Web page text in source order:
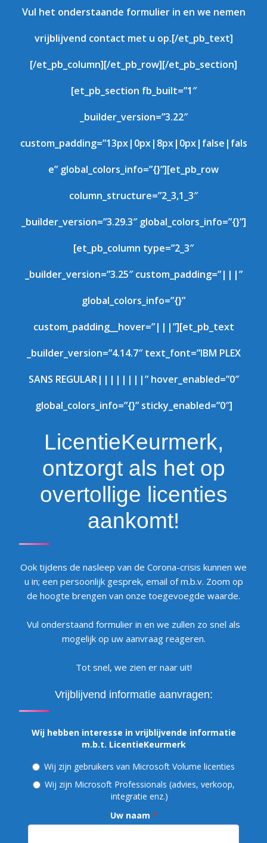
Vul het onderstaande formulier in en we nemen
vrijblijvend contact met u op.[/et_pb_text]
[/et_pb_column][/et_pb_row][/et_pb_section]
[et_pb_section fb_built=”1″
_builder_version=”3.22″
custom_padding=”13px|0px|8px|0px|false|fals
e” global_colors_info=”{}”][et_pb_row
column_structure=”2_3,1_3″
_builder_version=”3.29.3″ global_colors_info=”{}”]
[et_pb_column type=”2_3″
_builder_version=”3.25″ custom_padding=”|||”
global_colors_info=”{}”
custom_padding__hover=”|||”][et_pb_text
_builder_version=”4.14.7″ text_font=”IBM PLEX
SANS REGULAR||||||||” hover_enabled=”0″
global_colors_info=”{}” sticky_enabled=”0″]
LicentieKeurmerk,
ontzorgt als het op
overtollige licenties
aankomt!
Ook tijdens de nasleep van de Corona-crisis kunnen we
u in; een persoonlijk gesprek, email of m.b.v. Zoom op
de hoogte brengen van onze toegevoegde waarde.
Vul onderstaand formulier in en we zullen zo snel als
mogelijk op uw aanvraag reageren.
Tot snel, we zien er naar uit!
Vrijblijvend informatie aanvragen:
Wij hebben interesse in vrijblijvende informatie
m.b.t. LicentieKeurmerk
Wij zijn gebruikers van Microsoft Volume licenties
Wij zijn Microsoft Professionals (advies, verkoop,
integratie enz.)
Uw naam *